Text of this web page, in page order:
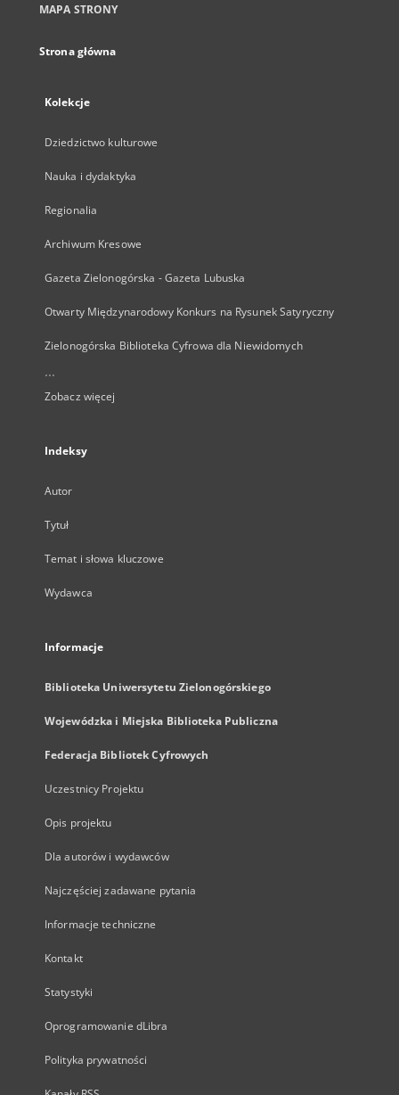
MAPA STRONY
Strona główna
Kolekcje
Dziedzictwo kulturowe
Nauka i dydaktyka
Regionalia
Archiwum Kresowe
Gazeta Zielonogórska - Gazeta Lubuska
Otwarty Międzynarodowy Konkurs na Rysunek Satyryczny
Zielonogórska Biblioteka Cyfrowa dla Niewidomych
...
Zobacz więcej
Indeksy
Autor
Tytuł
Temat i słowa kluczowe
Wydawca
Informacje
Biblioteka Uniwersytetu Zielonogórskiego
Wojewódzka i Miejska Biblioteka Publiczna
Federacja Bibliotek Cyfrowych
Uczestnicy Projektu
Opis projektu
Dla autorów i wydawców
Najczęściej zadawane pytania
Informacje techniczne
Kontakt
Statystyki
Oprogramowanie dLibra
Polityka prywatności